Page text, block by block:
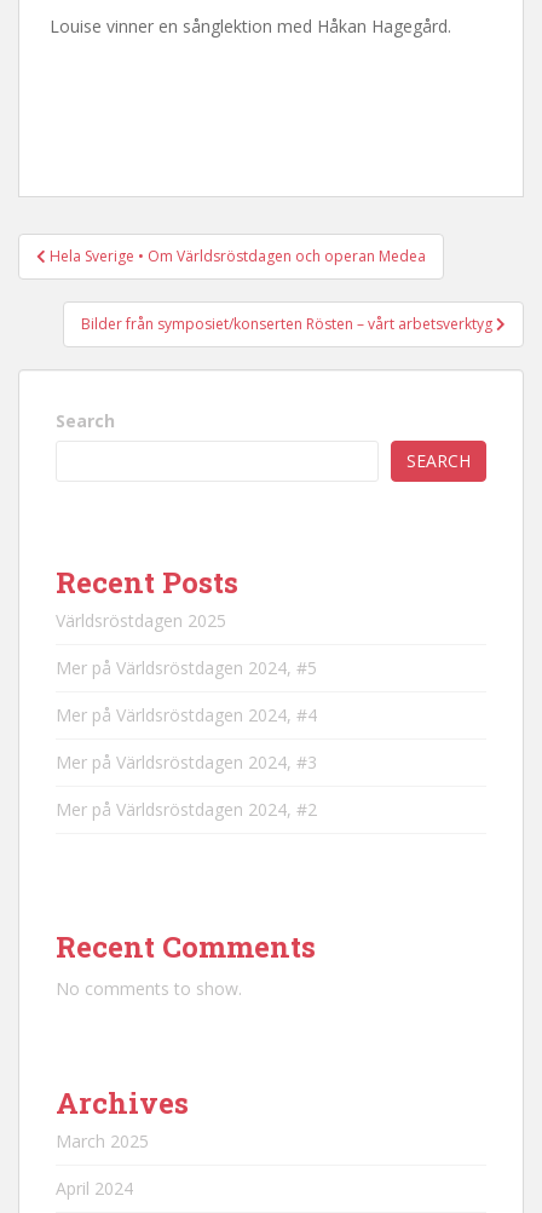
Louise vinner en sånglektion med Håkan Hagegård.
Post
navigation
Hela Sverige • Om Världsröstdagen och operan Medea
Bilder från symposiet/konserten Rösten – vårt arbetsverktyg
Search
SEARCH
Recent Posts
Världsröstdagen 2025
Mer på Världsröstdagen 2024, #5
Mer på Världsröstdagen 2024, #4
Mer på Världsröstdagen 2024, #3
Mer på Världsröstdagen 2024, #2
Recent Comments
No comments to show.
Archives
March 2025
April 2024